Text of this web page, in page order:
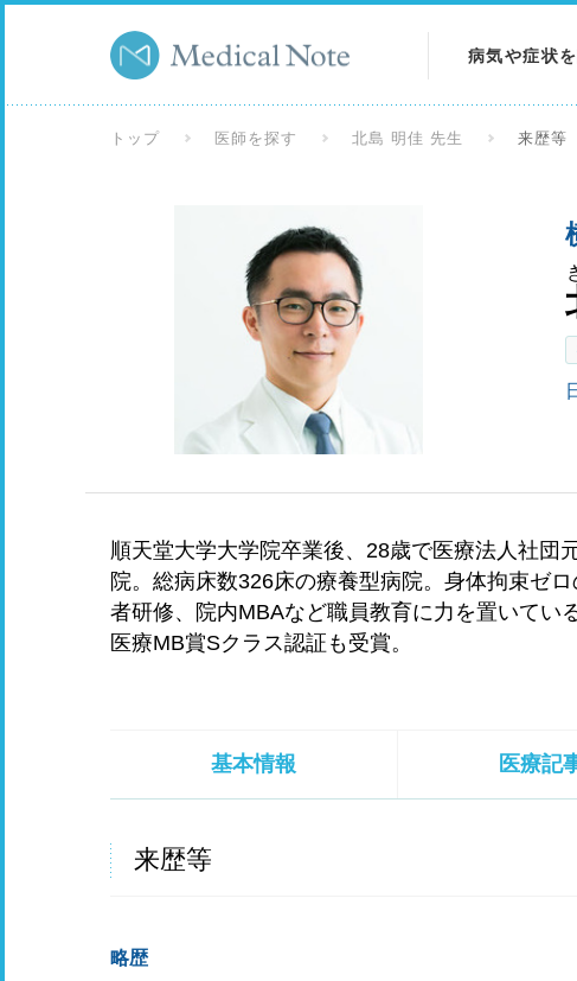
病気や症状
検査を調べ
トップ 医師を探す 北島 明佳 先生 来歴等
順天堂大学大学院卒業後、28歳で医療法人社団
院。総病床数326床の療養型病院。身体拘束ゼ
者研修、院内MBAなど職員教育に力を置いてい
医療MB賞Sクラス認証も受賞。
基本情報 医療記
来歴等
略歴